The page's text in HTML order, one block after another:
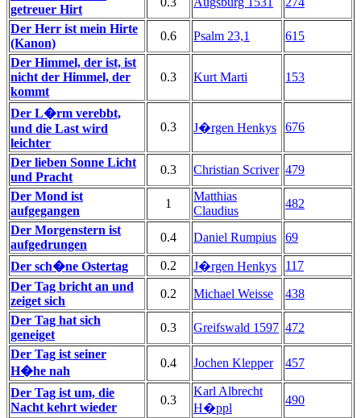
getreuer Hirt
Der Herr ist mein Hirte
(Kanon)
0.6 Psalm 23,1
615
Der Himmel, der ist, ist
nicht der Himmel, der
kommt
0.3 Kurt Marti 153
Der L�rm verebbt,
und die Last wird
leichter
0.3 J�rgen Henkys 676
Der lieben Sonne Licht
und Pracht
0.3 Christian Scriver 479
Der Mond ist
aufgegangen
1
Matthias
Claudius
482
Der Morgenstern ist
aufgedrungen
0.4 Daniel Rumpius 69
Der sch�ne Ostertag 0.2 J�rgen Henkys
117
Der Tag bricht an und
zeiget sich
0.2 Michael Weisse
438
Der Tag hat sich
geneiget
0.3 Greifswald 1597 472
Der Tag ist seiner
H�he nah
0.4 Jochen Klepper 457
Der Tag ist um, die
Nacht kehrt wieder
0.3
Karl Albrecht
H�ppl
490